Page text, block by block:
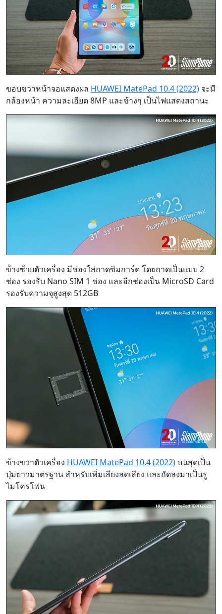
ขอบขวาหน้าจอแสดงผล HUAWEI MatePad 10.4 (2022) จะมี
กล้องหน้า ความละเอียด 8MP และข้างๆ เป็นไฟแสดงสถานะ
ข้างซ้ายตัวเครื่อง มีช่องใส่ถาดซิมการ์ด โดยถาดเป็นแบบ 2
ช่อง รองรับ Nano SIM 1 ช่อง และอีกช่องเป็น MicroSD Card
รองรับความจุสูงสุด 512GB
ข้างขวาตัวเครื่อง HUAWEI MatePad 10.4 (2022)บนสุดเป็น
ปุ่มยาวมาตรฐาน สำหรับเพิ่มเสียงลดเสียง และถัดลงมาเป็นรู
ไมโครโฟน